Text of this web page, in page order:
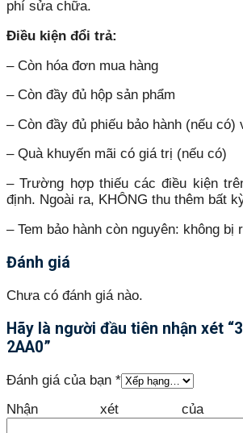
phí sửa chữa.
Điều kiện đổi trả:
– Còn hóa đơn mua hàng
– Còn đầy đủ hộp sản phẩm
– Còn đầy đủ phiếu bảo hành (nếu có)
– Quà khuyến mãi có giá trị (nếu có)
– Trường hợp thiếu các điều kiện
định. Ngoài ra, KHÔNG thu thêm bất
– Tem bảo hành còn nguyên: không bị
Đánh giá
Chưa có đánh giá nào.
Hãy là người đầu tiên nhận xét
2AA0”
Đánh giá của bạn *
Nhận xét